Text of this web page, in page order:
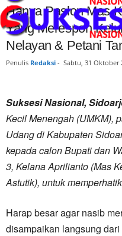
Hanya Paslon Mas
Yang Merespon
Nelayan & Petani
Penulis Redaksi - Sabtu, 31 Oktober
Suksesi Nasional,
Kecil Menengah (UMKM),
Udang di Kabupaten
kepada calon Bupati dan
3, Kelana Aprilianto (Mas
Astutik), untuk
Harap besar agar nasib
disampaikan langsung